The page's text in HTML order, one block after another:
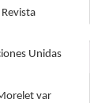
Revista
Unidas
var